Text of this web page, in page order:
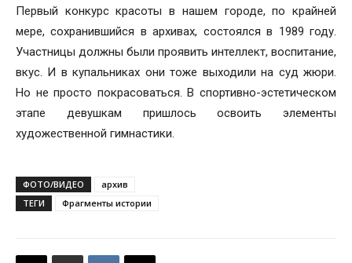
Первый конкурс красоты в нашем городе, по крайней
мере, сохранившийся в архивах, состоялся в 1989 году.
Участницы должны были проявить интеллект, воспитание,
вкус. И в купальниках они тоже выходили на суд жюри.
Но не просто покрасоваться. В спортивно-эстетическом
этапе девушкам пришлось освоить элементы
художественной гимнастики.
ФОТО/ВИДЕО
архив
ТЕГИ
Фрагменты истории